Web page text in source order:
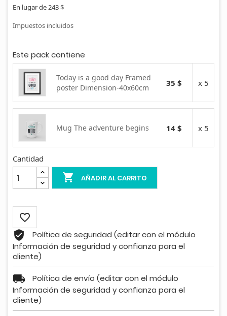
En lugar de 243 $
Impuestos incluidos
Este pack contiene
Today is a good day Framed
poster Dimension-40x60cm
35 $ x 5
Mug The adventure begins 14 $ x 5
Cantidad
 AÑADIR AL CARRITO

Política de seguridad (editar con el módulo
Información de seguridad y confianza para el
cliente)
Política de envío (editar con el módulo
Información de seguridad y confianza para el
cliente)